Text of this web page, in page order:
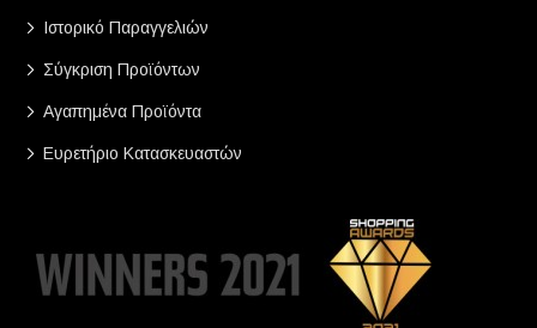
Ιστορικό Παραγγελιών
Σύγκριση Προϊόντων
Αγαπημένα Προϊόντα
Ευρετήριο Κατασκευαστών